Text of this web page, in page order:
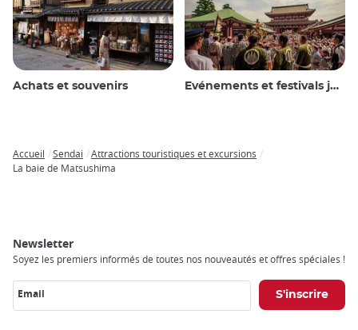
Achats et souvenirs Evénements et festivals japonais
Breadcrumb
Accueil Sendai
Attractions touristiques et excursions
La baie de Matsushima
Newsletter
Soyez les premiers informés de toutes nos nouveautés et offres spéciales !
Email